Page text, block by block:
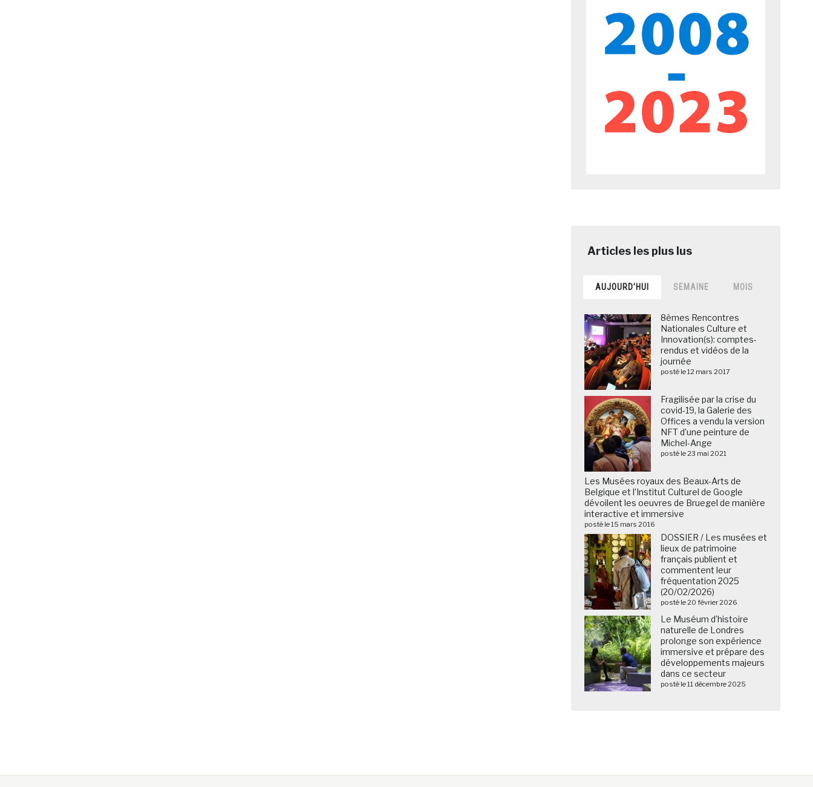
AUJOURD’HUI SEMAINE MOIS
8èmes Rencontres
Nationales Culture et
Innovation(s): comptes-
rendus et vidéos de la
journée
posté le 12 mars 2017
Fragilisée par la crise du
covid-19, la Galerie des
Offices a vendu la version
NFT d’une peinture de
Michel-Ange
posté le 23 mai 2021
Les Musées royaux des Beaux-Arts de
Belgique et l’Institut Culturel de Google
dévoilent les oeuvres de Bruegel de manière
interactive et immersive
posté le 15 mars 2016
DOSSIER / Les musées et
lieux de patrimoine
français publient et
commentent leur
fréquentation 2025
(20/02/2026)
posté le 20 février 2026
Le Muséum d’histoire
naturelle de Londres
prolonge son expérience
immersive et prépare des
développements majeurs
dans ce secteur
posté le 11 décembre 2025